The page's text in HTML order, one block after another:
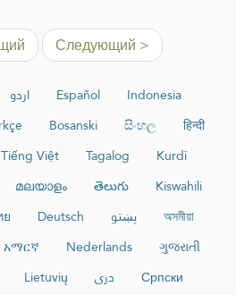
Следующий >
اردو Español
Indonesia
Bosanski සිංහල
हिन्दी
Tiếng Việt Tagalog
Kurdî
മലയാളം తెలుగు
Kiswahili
Deutsch پښتو
অসমীয়া
አማርኛ Nederlands
ગુજરાતી
Lietuvių دری
Српски